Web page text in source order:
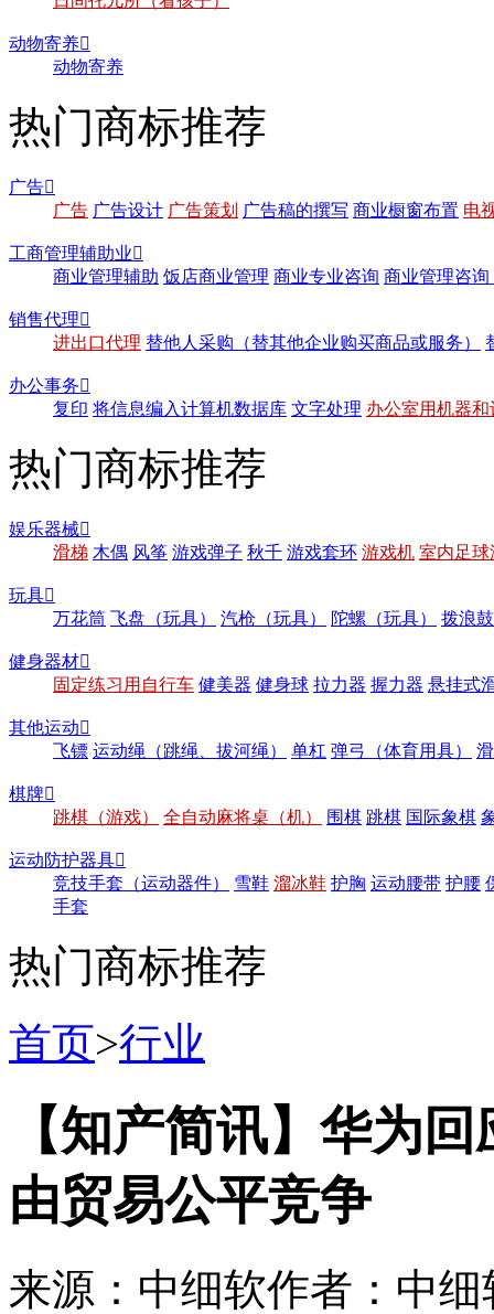
动物寄养
动物寄养
热门商标推荐
广告
广告 广告设计 广告策划 广告稿的撰写 商业橱窗布置 电
工商管理辅助业
商业管理辅助 饭店商业管理 商业专业咨询 商业管理咨询
销售代理
进出口代理 替他人采购（替其他企业购买商品或服务）
办公事务
复印 将信息编入计算机数据库 文字处理 办公室用机器
热门商标推荐
娱乐器械
滑梯 木偶 风筝 游戏弹子 秋千 游戏套环 游戏机 室内足球
玩具
万花筒 飞盘（玩具） 汽枪（玩具） 陀螺（玩具） 拨浪
健身器材
固定练习用自行车 健美器 健身球 拉力器 握力器 悬挂式
其他运动
飞镖 运动绳（跳绳、拔河绳） 单杠 弹弓（体育用具）
棋牌
跳棋（游戏）
全自动麻将桌（机） 围棋 跳棋 国际象棋
运动防护器具
竞技手套（运动器件）
雪鞋 溜冰鞋 护胸 运动腰带 护腰
手套
热门商标推荐
首页>行业
【知产简讯】华为
由贸易公平竞争
来源：中细软作者：中细